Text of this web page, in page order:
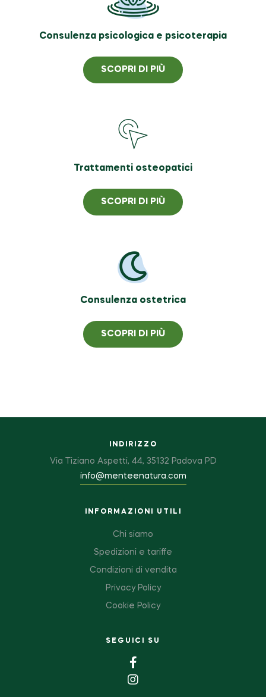
Consulenza psicologica e psicoterapia
SCOPRI DI PIÙ
Trattamenti osteopatici
SCOPRI DI PIÙ
Consulenza ostetrica
SCOPRI DI PIÙ
INDIRIZZO
Via Tiziano Aspetti, 44, 35132 Padova PD
info@menteenatura.com
INFORMAZIONI UTILI
Chi siamo
Spedizioni e tariffe
Condizioni di vendita
Privacy Policy
Cookie Policy
SEGUICI SU